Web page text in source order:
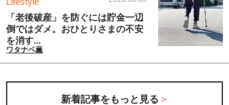
「老後破産」を防ぐには貯金一辺
倒ではダメ。おひとりさまの不安
を消す...
ワタナベ薫
新着記事をもっと見る